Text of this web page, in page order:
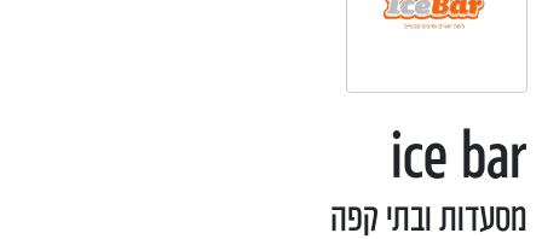
ice bar
מסעדות ובתי קפה